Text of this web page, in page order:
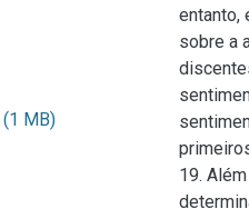
(1 MB)
entanto,
sobre a
19.